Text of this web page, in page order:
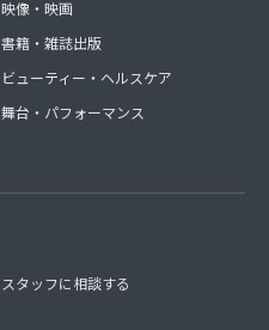
映像・映画
書籍・雑誌出版
ビューティー・ヘルスケア
舞台・パフォーマンス
スタッフに相談する